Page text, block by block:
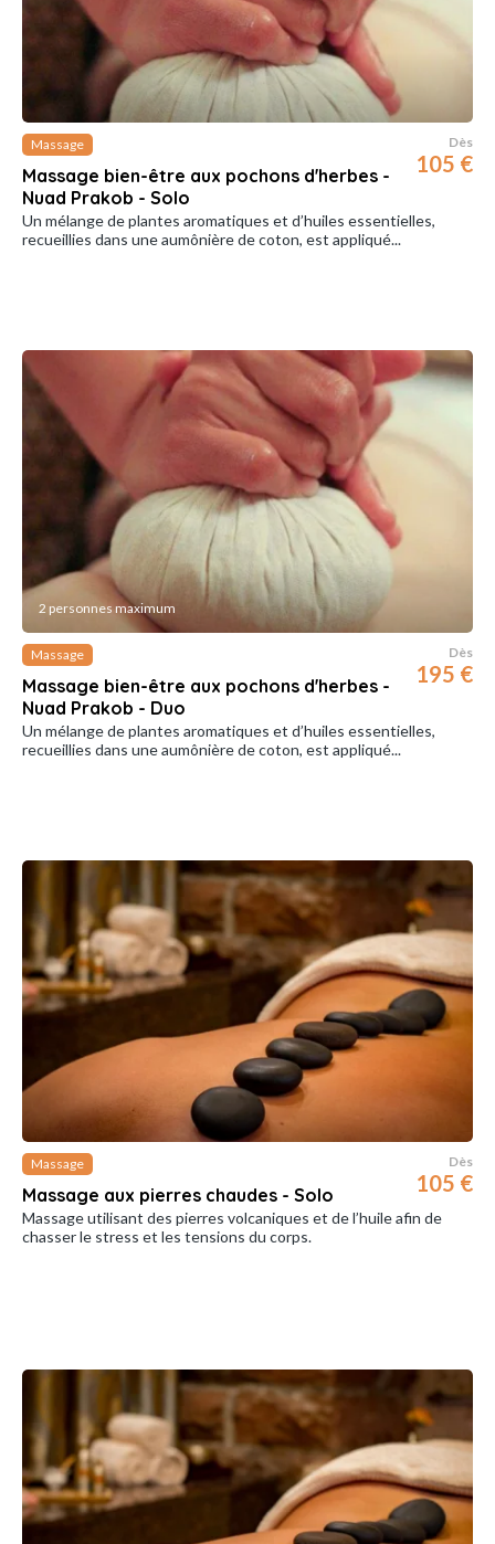
Massage
Massage bien-être aux pochons d'herbes -
Nuad Prakob - Solo
Dès
105 €
Un mélange de plantes aromatiques et d’huiles essentielles,
recueillies dans une aumônière de coton, est appliqué...
2 personnes maximum
Massage
Massage bien-être aux pochons d'herbes -
Nuad Prakob - Duo
Dès
195 €
Un mélange de plantes aromatiques et d’huiles essentielles,
recueillies dans une aumônière de coton, est appliqué...
Massage
Massage aux pierres chaudes - Solo
Dès
105 €
Massage utilisant des pierres volcaniques et de l’huile afin de
chasser le stress et les tensions du corps.